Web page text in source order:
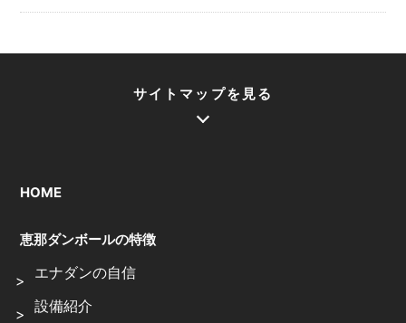
サイトマップを見る
HOME
恵那ダンボールの特徴
エナダンの自信
設備紹介